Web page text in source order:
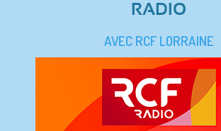
RADIO
AVEC RCF LORRAINE